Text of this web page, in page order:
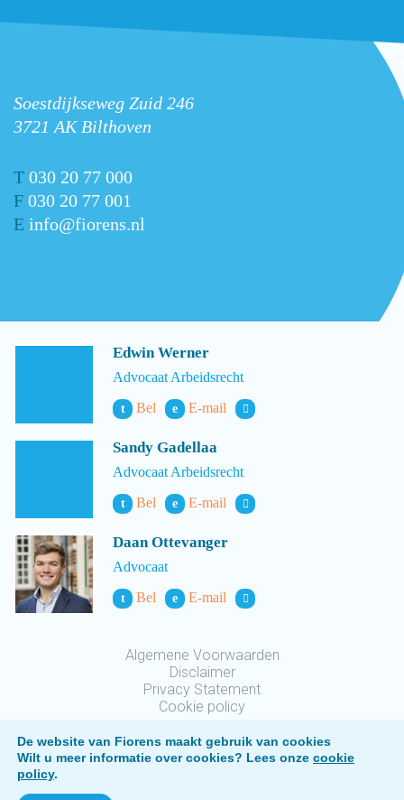
Soestdijkseweg Zuid 246
3721 AK Bilthoven
T 030 20 77 000
F 030 20 77 001
E info@fiorens.nl
Edwin Werner
Advocaat Arbeidsrecht
t Bel e E-mail
Sandy Gadellaa
Advocaat Arbeidsrecht
t Bel e E-mail
Daan Ottevanger
Advocaat
t Bel e E-mail
Algemene Voorwaarden
Disclaimer
Privacy Statement
Cookie policy
De website van Fiorens maakt gebruik van cookies
Wilt u meer informatie over cookies? Lees onze cookie
policy.